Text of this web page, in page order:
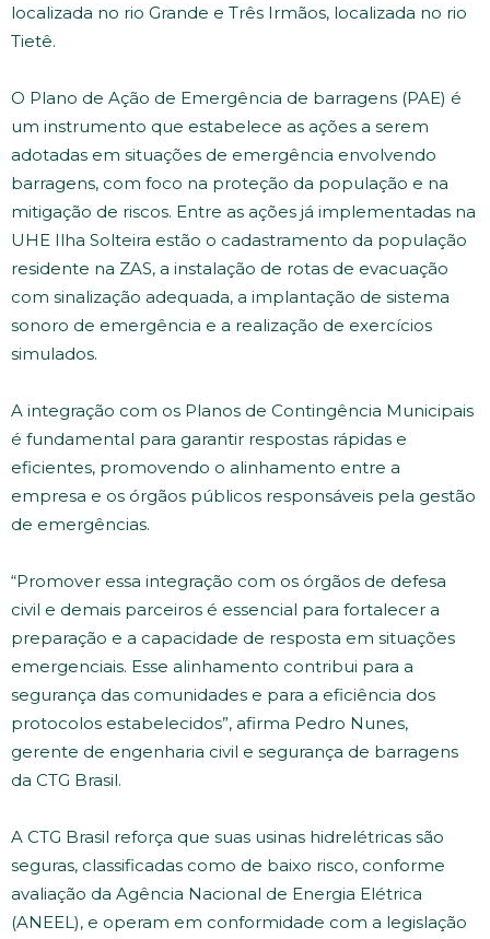
localizada no rio Grande e Três Irmãos, localizada no rio
Tietê.
O Plano de Ação de Emergência de barragens (PAE) é
um instrumento que estabelece as ações a serem
adotadas em situações de emergência envolvendo
barragens, com foco na proteção da população e na
mitigação de riscos. Entre as ações já implementadas na
UHE Ilha Solteira estão o cadastramento da população
residente na ZAS, a instalação de rotas de evacuação
com sinalização adequada, a implantação de sistema
sonoro de emergência e a realização de exercícios
simulados.
A integração com os Planos de Contingência Municipais
é fundamental para garantir respostas rápidas e
eficientes, promovendo o alinhamento entre a
empresa e os órgãos públicos responsáveis pela gestão
de emergências.
“Promover essa integração com os órgãos de defesa
civil e demais parceiros é essencial para fortalecer a
preparação e a capacidade de resposta em situações
emergenciais. Esse alinhamento contribui para a
segurança das comunidades e para a eficiência dos
protocolos estabelecidos”, afirma Pedro Nunes,
gerente de engenharia civil e segurança de barragens
da CTG Brasil.
A CTG Brasil reforça que suas usinas hidrelétricas são
seguras, classificadas como de baixo risco, conforme
avaliação da Agência Nacional de Energia Elétrica
(ANEEL), e operam em conformidade com a legislação